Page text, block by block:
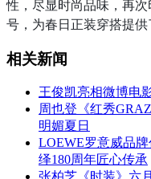
性，尽显时尚品味，再
号，为春日正装穿搭提供
相关新闻
王俊凯亮相微博电
周也登《红秀
明媚夏日
LOEWE罗意威品
绎180周年匠心传承